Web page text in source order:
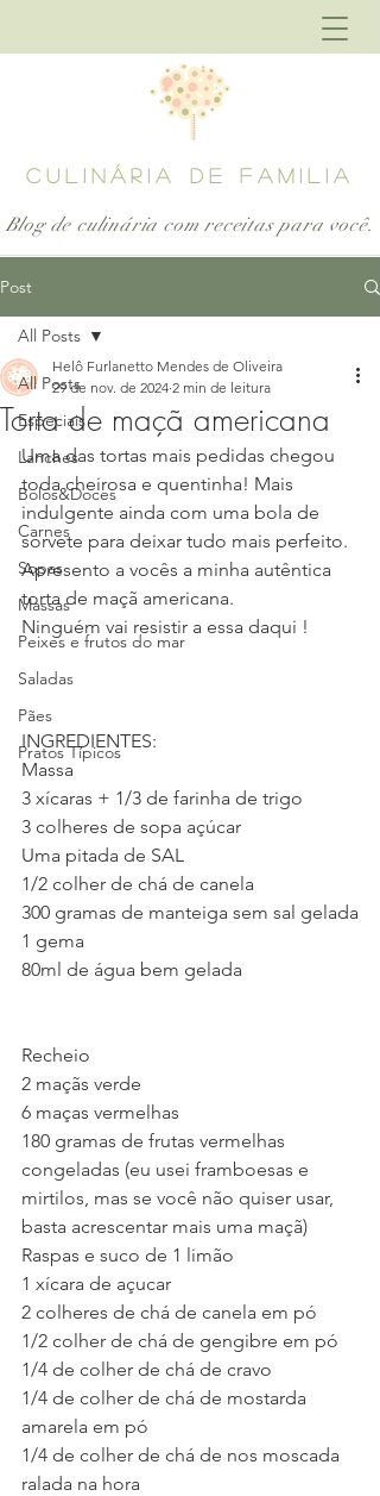
CULINÁRIA DE FAMILIA
Blog de culinária com receitas para você.
Post
All Posts
Especiais
Lanches
Bolos&Doces
Carnes
Sopas
Massas
Peixes e frutos do mar
Saladas
Pães
Pratos Típicos
All Posts
Torta de maçã americana
Helô Furlanetto Mendes de Oliveira
29 de nov. de 2024 2 min de leitura
Uma das tortas mais pedidas chegou
toda cheirosa e quentinha! Mais
indulgente ainda com uma bola de
sorvete para deixar tudo mais perfeito.
Apresento a vocês a minha autêntica
torta de maçã americana.
Ninguém vai resistir a essa daqui !
INGREDIENTES:
Massa
3 xícaras + 1/3 de farinha de trigo
3 colheres de sopa açúcar
Uma pitada de SAL
1/2 colher de chá de canela
300 gramas de manteiga sem sal gelada
1 gema
80ml de água bem gelada
Recheio
2 maçãs verde
6 maças vermelhas
180 gramas de frutas vermelhas
congeladas (eu usei framboesas e
mirtilos, mas se você não quiser usar,
basta acrescentar mais uma maçã)
Raspas e suco de 1 limão
1 xícara de açucar
2 colheres de chá de canela em pó
1/2 colher de chá de gengibre em pó
1/4 de colher de chá de cravo
1/4 de colher de chá de mostarda
amarela em pó
1/4 de colher de chá de nos moscada
ralada na hora